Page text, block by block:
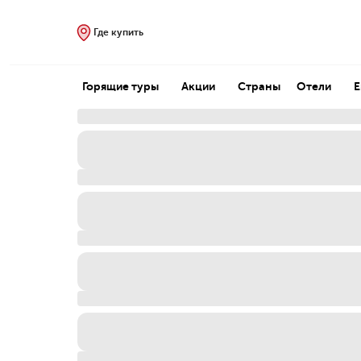
Где купить
Горящие туры Акции Страны Отели